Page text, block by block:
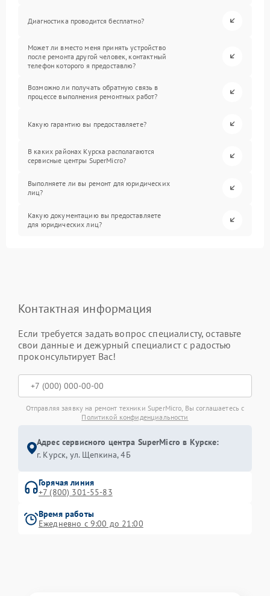
Диагностика проводится бесплатно?
Может ли вместо меня принять устройство
после ремонта другой человек, контактный
телефон которого я предоставлю?
Возможно ли получать обратную связь в
процессе выполнения ремонтных работ?
Какую гарантию вы предоставляете?
В каких районах Курска располагаются
сервисные центры SuperMicro?
Выполняете ли вы ремонт для юридических
лиц?
Какую документацию вы предоставляете
для юридических лиц?
Контактная информация
Если требуется задать вопрос специалисту, оставьте
свои данные и дежурный специалист с радостью
проконсультирует Вас!
Отправляя заявку на ремонт техники SuperMicro, Вы соглашаетесь с
Политикой конфиденциальности
Адрес сервисного центра SuperMicro в Курске:
г. Курск, ул. Щепкина, 4Б
Горячая линия
+7 (800) 301-55-83
Время работы
Ежедневно с 9:00 до 21:00